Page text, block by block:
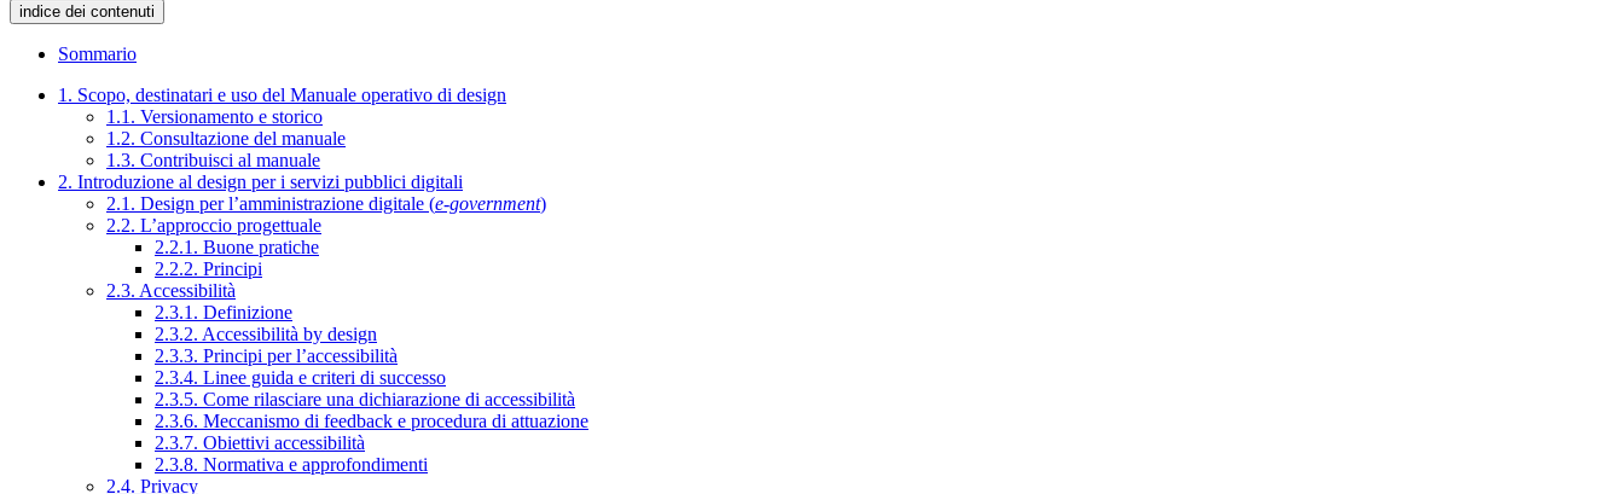
indice dei contenuti
Sommario
1. Scopo, destinatari e uso del Manuale operativo di design
1.1. Versionamento e storico
1.2. Consultazione del manuale
1.3. Contribuisci al manuale
2. Introduzione al design per i servizi pubblici digitali
2.1. Design per l’amministrazione digitale (e-government)
2.2. L’approccio progettuale
2.2.1. Buone pratiche
2.2.2. Principi
2.3. Accessibilità
2.3.1. Definizione
2.3.2. Accessibilità by design
2.3.3. Principi per l’accessibilità
2.3.4. Linee guida e criteri di successo
2.3.5. Come rilasciare una dichiarazione di accessibilità
2.3.6. Meccanismo di feedback e procedura di attuazione
2.3.7. Obiettivi accessibilità
2.3.8. Normativa e approfondimenti
2.4. Privacy